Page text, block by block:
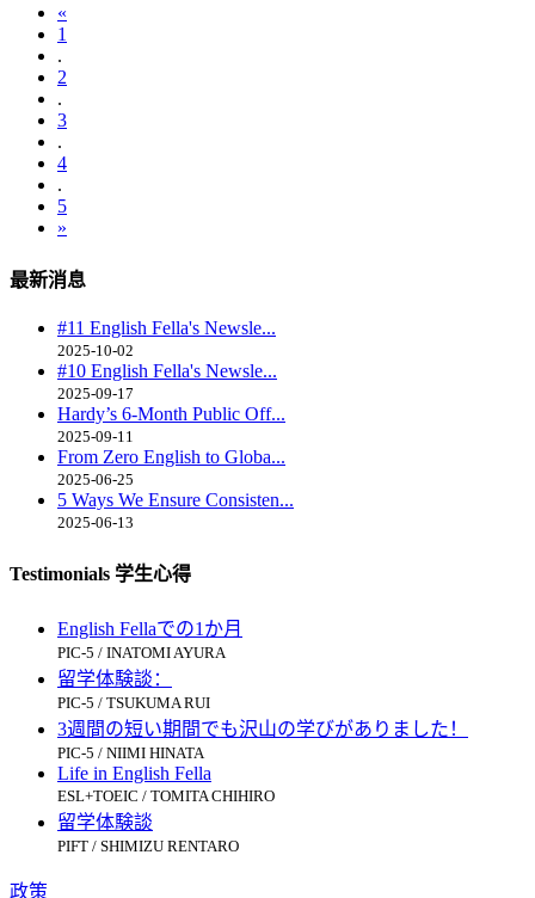
«
1
.
2
.
3
.
4
.
5
»
最新消息
#11 English Fella's Newsle...
2025-10-02
#10 English Fella's Newsle...
2025-09-17
Hardy’s 6-Month Public Off...
2025-09-11
From Zero English to Globa...
2025-06-25
5 Ways We Ensure Consisten...
2025-06-13
Testimonials 学生心得
English Fellaでの1か月
PIC-5 / INATOMI AYURA
留学体験談：
PIC-5 / TSUKUMA RUI
3週間の短い期間でも沢山の学びがありました！
PIC-5 / NIIMI HINATA
Life in English Fella
ESL+TOEIC / TOMITA CHIHIRO
留学体験談
PIFT / SHIMIZU RENTARO
政策